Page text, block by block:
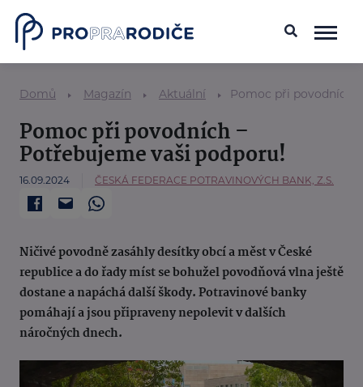
Domů Magazín Aktuální Pomoc při povodních
Pomoc při povodních –
Potřebujeme vaši podporu!
16.09.2024 ČESKÁ FEDERACE POTRAVINOVÝCH BANK, Z.S.
Ničivé povodně zasáhly desítky obcí a měst v České
republice a do řady míst se bohužel povodňová vlna ještě
dostane a napáchá další škody. Potravinové banky
pomáhají a jsou připraveny nepolevit v dalších
náročných dnech.